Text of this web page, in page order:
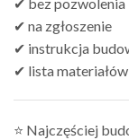
✔ na zgłoszenie
✔ instrukcja
✔ lista materiałów
⭐ Najczęściej